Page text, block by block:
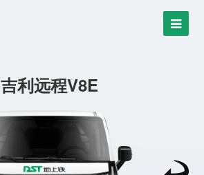
吉利远程V8E